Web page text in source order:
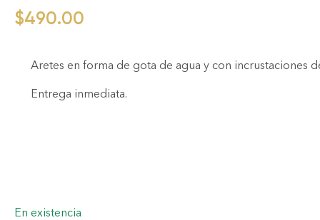
$490.00
Aretes en forma de gota de agua y con incrustaciones
Entrega inmediata.
En existencia